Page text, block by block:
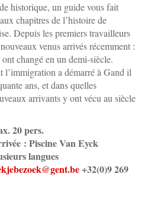
historique, un guide vous fait
chapitres de l’histoire de
Depuis les premiers travailleurs
venus arrivés récemment :
changé en un demi-siècle.
l’immigration a démarré à Gand il
ans, et dans quelles
arrivants y ont vécu au siècle
20 pers.
: Piscine Van Eyck
langues
+32(0)9 269